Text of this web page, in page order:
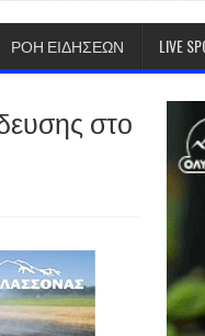
ΡΟΗ ΕΙΔΗΣΕΩΝ LIVE
στο